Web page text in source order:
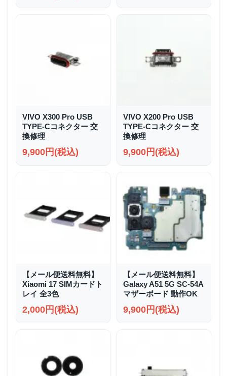
VIVO X300 Pro USB
TYPE-Cコネクター 交
換修理
9,900円(税込)
VIVO X200 Pro USB
TYPE-Cコネクター 交
換修理
9,900円(税込)
【メール便送料無料】
Xiaomi 17 SIMカードト
レイ 全3色
2,000円(税込)
【メール便送料無料】
Galaxy A51 5G SC-54A
マザーボード 動作OK
9,900円(税込)